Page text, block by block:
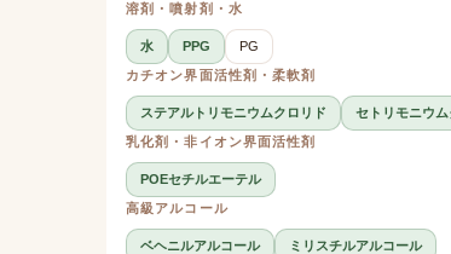
溶剤・噴射剤・水
水 PPG
PG
カチオン界面活性剤・柔軟剤
ステアルトリモニウムクロリド
セトリモニウム
乳化剤・非イオン界面活性剤
POEセチルエーテル
高級アルコール
ベヘニルアルコール
ミリスチルアルコール